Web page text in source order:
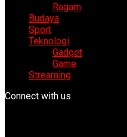
Ragam
Budaya
Sport
Teknologi
Gadget
Game
Streaming
Connect with us